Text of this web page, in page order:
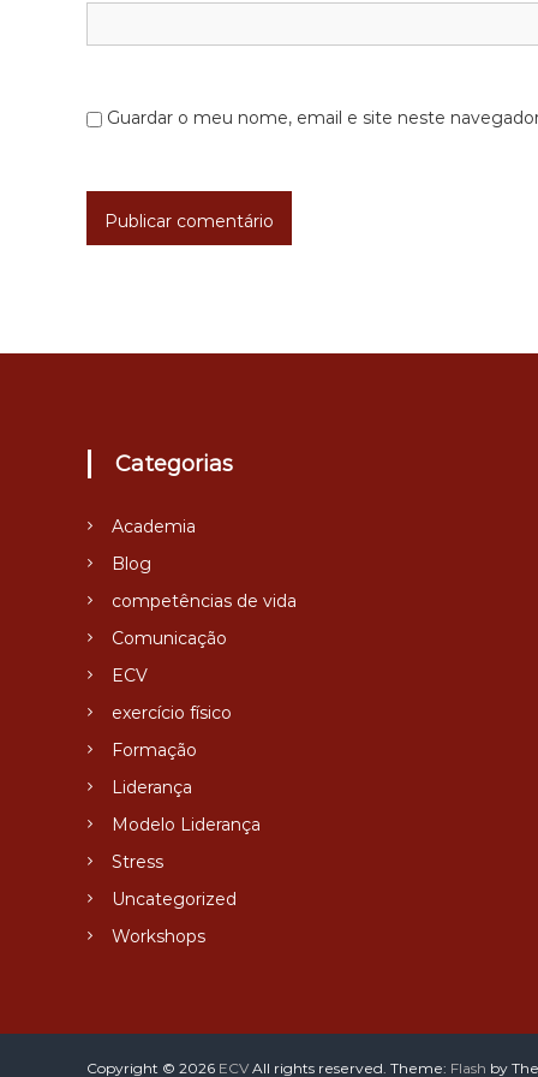
g
Guardar o meu nome, email e site neste
Categorias
Academia
Blog
competências de vida
Comunicação
ECV
exercício físico
Formação
Liderança
Modelo Liderança
Stress
Uncategorized
Workshops
Copyright © 2026 ECV All rights reserved. Theme: Flash by